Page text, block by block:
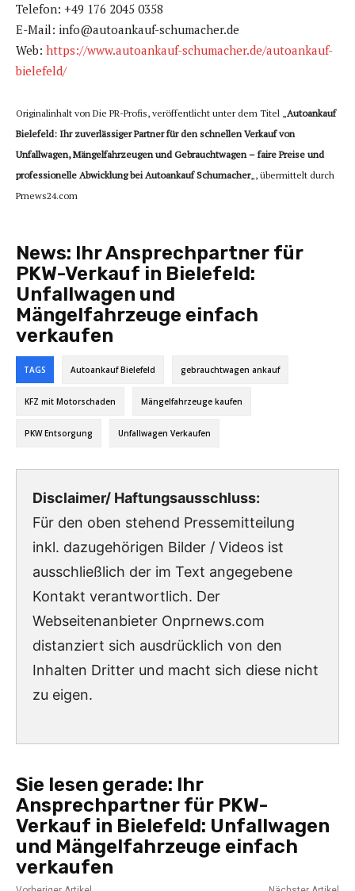
Telefon: +49 176 2045 0358
E-Mail: info@autoankauf-schumacher.de
Web: https://www.autoankauf-schumacher.de/autoankauf-
bielefeld/
Originalinhalt von Die PR-Profis, veröffentlicht unter dem Titel „Autoankauf
Bielefeld: Ihr zuverlässiger Partner für den schnellen Verkauf von
Unfallwagen, Mängelfahrzeugen und Gebrauchtwagen – faire Preise und
professionelle Abwicklung bei Autoankauf Schumacher„, übermittelt durch
Prnews24.com
News: Ihr Ansprechpartner für
PKW-Verkauf in Bielefeld:
Unfallwagen und
Mängelfahrzeuge einfach
verkaufen
TAGS Autoankauf Bielefeld gebrauchtwagen ankauf
KFZ mit Motorschaden Mängelfahrzeuge kaufen
PKW Entsorgung Unfallwagen Verkaufen
Disclaimer/ Haftungsausschluss:
Für den oben stehend Pressemitteilung
inkl. dazugehörigen Bilder / Videos ist
ausschließlich der im Text angegebene
Kontakt verantwortlich. Der
Webseitenanbieter Onprnews.com
distanziert sich ausdrücklich von den
Inhalten Dritter und macht sich diese nicht
zu eigen.
Sie lesen gerade: Ihr
Ansprechpartner für PKW-
Verkauf in Bielefeld: Unfallwagen
und Mängelfahrzeuge einfach
verkaufen